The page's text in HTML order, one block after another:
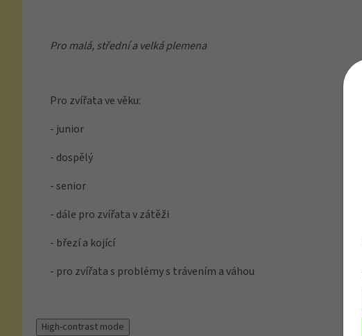
Pro malá, střední a velká plemena
Pro zvířata ve věku:
- junior
- dospělý
- senior
- dále pro zvířata v zátěži
- březí a kojící
- pro zvířata s problémy s trávením a váhou
High-contrast mode